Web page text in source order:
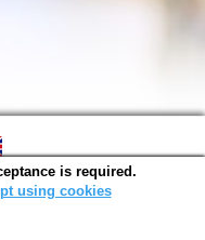
07-24)
is required.
using cookies